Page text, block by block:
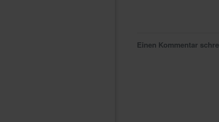
Einen Kommentar